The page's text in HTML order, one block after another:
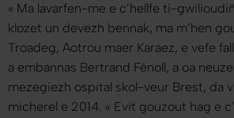
« Ma lavarfen-me e c’hellfe ti-
klozet un devezh bennak, ma m’hen
Troadeg, Aotrou maer Karaez, e vefe
a embannas Bertrand Fénoll, a oa
mezegiezh ospital skol-veur Brest, da
micherel e 2014. « Evit gouzout hag e